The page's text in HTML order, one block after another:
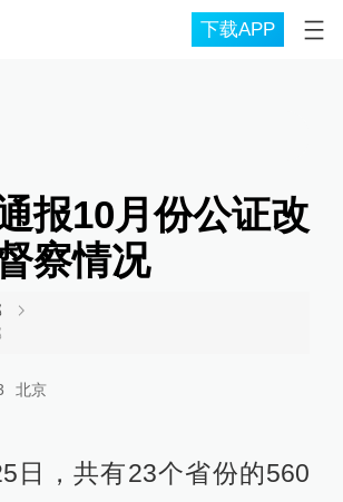
下载APP
报10月份公证改
察情况
北京
日，共有23个省份的560